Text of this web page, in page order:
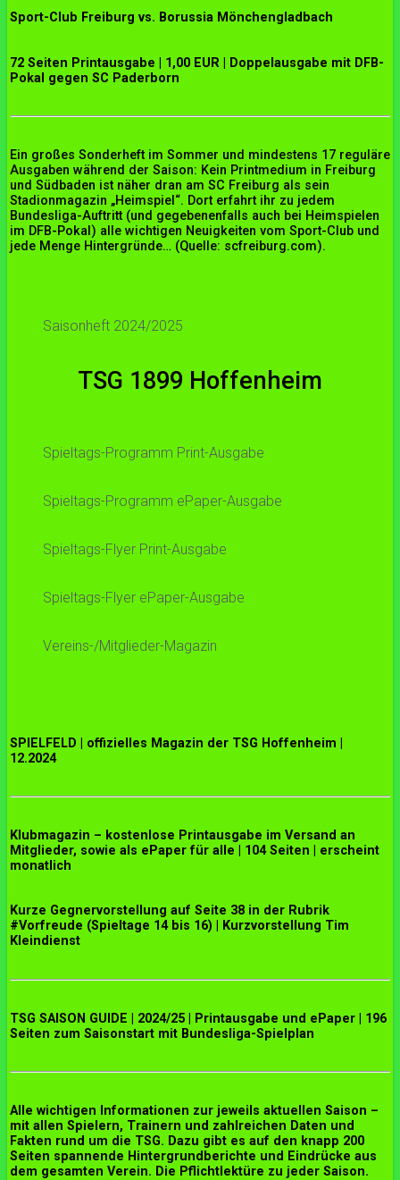
Sport-Club Freiburg vs. Borussia Mönchengladbach
72 Seiten Printausgabe | 1,00 EUR | Doppelausgabe mit DFB-
Pokal gegen SC Paderborn
Ein großes Sonderheft im Sommer und mindestens 17 reguläre
Ausgaben während der Saison: Kein Printmedium in Freiburg
und Südbaden ist näher dran am SC Freiburg als sein
Stadionmagazin „Heimspiel“. Dort erfahrt ihr zu jedem
Bundesliga-Auftritt (und gegebenenfalls auch bei Heimspielen
im DFB-Pokal) alle wichtigen Neuigkeiten vom Sport-Club und
jede Menge Hintergründe… (Quelle: scfreiburg.com).
Saisonheft 2024/2025
TSG 1899 Hoffenheim
Spieltags-Programm Print-Ausgabe
Spieltags-Programm ePaper-Ausgabe
Spieltags-Flyer Print-Ausgabe
Spieltags-Flyer ePaper-Ausgabe
Vereins-/Mitglieder-Magazin
SPIELFELD | offizielles Magazin der TSG Hoffenheim |
12.2024
Klubmagazin – kostenlose Printausgabe im Versand an
Mitglieder, sowie als ePaper für alle | 104 Seiten | erscheint
monatlich
Kurze Gegnervorstellung auf Seite 38 in der Rubrik
#Vorfreude (Spieltage 14 bis 16) | Kurzvorstellung Tim
Kleindienst
TSG SAISON GUIDE | 2024/25 | Printausgabe und ePaper | 196
Seiten zum Saisonstart mit Bundesliga-Spielplan
Alle wichtigen Informationen zur jeweils aktuellen Saison –
mit allen Spielern, Trainern und zahlreichen Daten und
Fakten rund um die TSG. Dazu gibt es auf den knapp 200
Seiten spannende Hintergrundberichte und Eindrücke aus
dem gesamten Verein. Die Pflichtlektüre zu jeder Saison.